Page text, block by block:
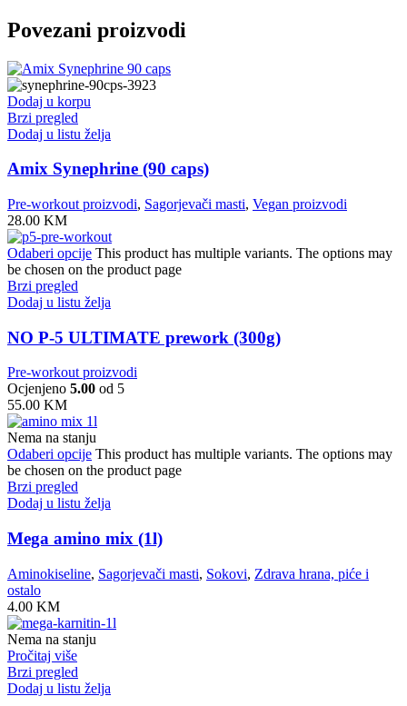
Povezani proizvodi
Dodaj u korpu
Brzi pregled
Dodaj u listu želja
Amix Synephrine (90 caps)
Pre-workout proizvodi, Sagorjevači masti, Vegan proizvodi
28.00 KM
Odaberi opcije This product has multiple variants. The options may
be chosen on the product page
Brzi pregled
Dodaj u listu želja
NO P-5 ULTIMATE prework (300g)
Pre-workout proizvodi
Ocjenjeno 5.00 od 5
55.00 KM
Nema na stanju
Odaberi opcije This product has multiple variants. The options may
be chosen on the product page
Brzi pregled
Dodaj u listu želja
Mega amino mix (1l)
Aminokiseline, Sagorjevači masti, Sokovi, Zdrava hrana, piće i
ostalo
4.00 KM
Nema na stanju
Pročitaj više
Brzi pregled
Dodaj u listu želja